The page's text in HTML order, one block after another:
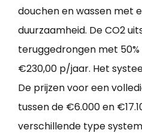
douchen en wassen met
duurzaamheid. De CO2
teruggedrongen met
€230,00 p/jaar. Het
De prijzen voor een
tussen de €6.000 en
verschillende type